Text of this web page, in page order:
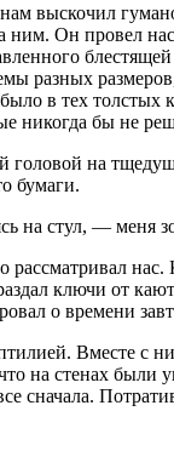
выскочил
ним. Он провел
разных
в тех
никогда бы не
головой на
бумаги.
стул, — меня
нас.
ключи от
о времени
Вместе с
на стенах были
сначала.